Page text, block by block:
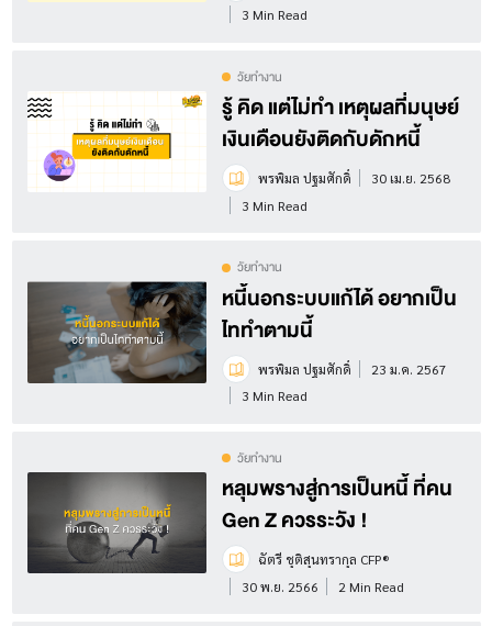
3 Min Read
วัยทำงาน
รู้ คิด แต่ไม่ทำ เหตุผลที่มนุษย์
เงินเดือนยังติดกับดักหนี้
พรพิมล ปฐมศักดิ์
30 เม.ย. 2568
3 Min Read
วัยทำงาน
หนี้นอกระบบแก้ได้ อยากเป็น
ไททำตามนี้
พรพิมล ปฐมศักดิ์
23 ม.ค. 2567
3 Min Read
วัยทำงาน
หลุมพรางสู่การเป็นหนี้ ที่คน
Gen Z ควรระวัง !
ฉัตรี ชุติสุนทรากุล CFP®
30 พ.ย. 2566
2 Min Read